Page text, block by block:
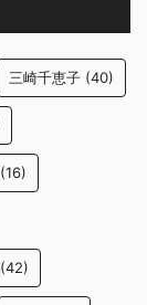
三崎千恵子 (40)
(16)
(42)